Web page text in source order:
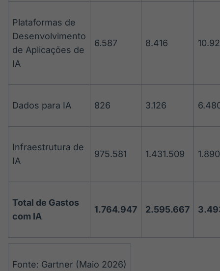
Plataformas de
Desenvolvimento
de Aplicações de
IA
6.587 8.416
Dados para IA 826 3.126
Infraestrutura de
IA
975.581 1.431.509
Total de Gastos
com IA
1.764.947 2.595.667
Fonte: Gartner (Maio 2026)